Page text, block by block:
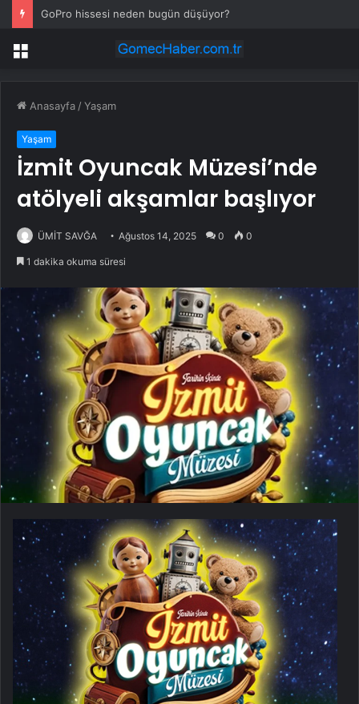
GoPro hissesi neden bugün düşüyor?
Menü
Anasayfa /Yaşam
Yaşam
İzmit Oyuncak Müzesi’nde
atölyeli akşamlar başlıyor
ÜMİT SAVĞA Ağustos 14, 2025 0 0
1 dakika okuma süresi